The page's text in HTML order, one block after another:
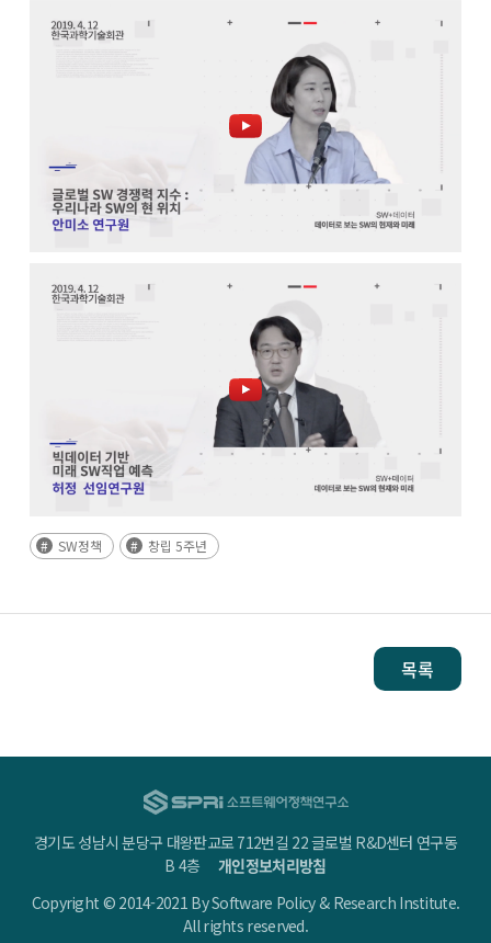
SW정책 창립 5주년
목록
경기도 성남시 분당구 대왕판교로 712번길 22 글로벌 R&D센터 연구동
B 4층개인정보처리방침
Copyright © 2014-2021 By Software Policy & Research Institute.
All rights reserved.